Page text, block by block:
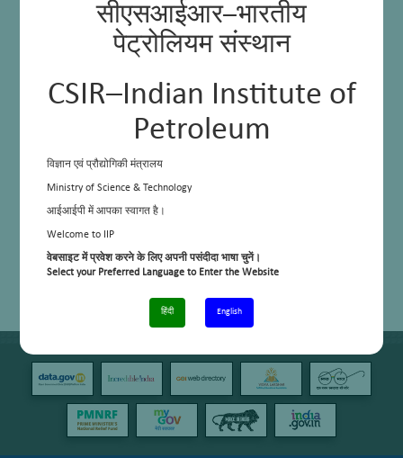
सीएसआईआर–भारतीय
पेट्रोलियम संस्थान
CSIR–Indian Institute of
Petroleum
विज्ञान एवं प्रौद्योगिकी मंत्रालय
Ministry of Science & Technology
आईआईपी में आपका स्वागत है।
Welcome to IIP
वेबसाइट में प्रवेश करने के लिए अपनी पसंदीदा भाषा चुनें।
Select your Preferred Language to Enter the Website
हिंदी English